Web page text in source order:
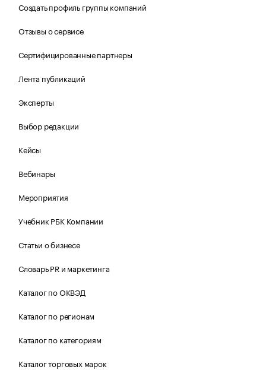
Создать профиль группы компаний
Отзывы о сервисе
Сертифицированные партнеры
Лента публикаций
Эксперты
Выбор редакции
Кейсы
Вебинары
Мероприятия
Учебник РБК Компании
Статьи о бизнесе
Словарь PR и маркетинга
Каталог по ОКВЭД
Каталог по регионам
Каталог по категориям
Каталог торговых марок